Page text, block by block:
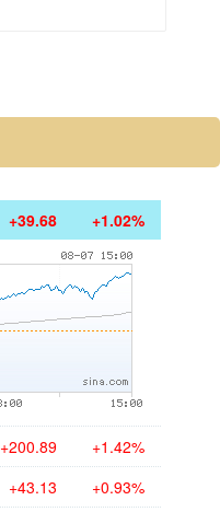
+39.68 +1.02%
+200.89 +1.42%
+43.13 +0.93%